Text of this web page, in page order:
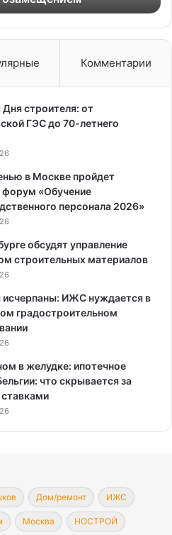
Комментарии
Дня строителя: от
ГЭС до 70-летнего
в Москве пройдет
форум «Обучение
персонала 2026»
обсудят управление
строительных материалов
исчерпаны: ИЖС нуждается в
градостроительном
в желудке: ипотечное
что скрывается за
Дом/ремонт ИЖС
Москва НОСТРОЙ